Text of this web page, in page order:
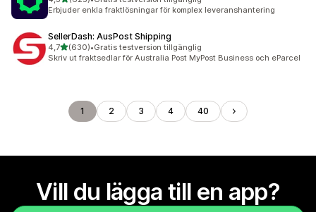
625 recensioner totalt
Erbjuder enkla fraktlösningar för komplex leveranshantering
SellerDash: AusPost Shipping
4,7av 5 stjärnor
(630)
630 recensioner totalt
•Gratis testversion tillgänglig
Skriv ut fraktsedlar för Australia Post MyPost Business och eParcel
1 2 3 4 40
Vill du lägga till en app?